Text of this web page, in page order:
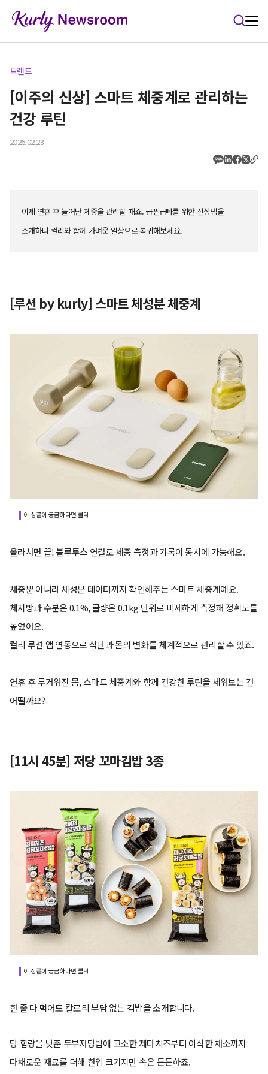
트렌드
[이주의 신상] 스마트 체중계로 관리하는
건강 루틴
2026.02.23
이제 연휴 후 늘어난 체중을 관리할 때죠. 급찐급빠를 위한 신상템을
소개하니 컬리와 함께 가벼운 일상으로 복귀해보세요.
[루션 by kurly] 스마트 체성분 체중계
이 상품이 궁금하다면 클릭
올라서면 끝! 블루투스 연결로 체중 측정과 기록이 동시에 가능해요.
체중뿐 아니라 체성분 데이터까지 확인해주는 스마트 체중계예요.
체지방과 수분은 0.1%, 골량은 0.1kg 단위로 미세하게 측정해 정확도를
높였어요.
컬리 루션 앱 연동으로 식단과 몸의 변화를 체계적으로 관리할 수 있죠.
연휴 후 무거워진 몸, 스마트 체중계와 함께 건강한 루틴을 세워보는 건
어떨까요?
[11시 45분] 저당 꼬마김밥 3종
이 상품이 궁금하다면 클릭
한 줄 다 먹어도 칼로리 부담 없는 김밥을 소개합니다.
당 함량을 낮춘 두부저당밥에 고소한 제다치즈부터 아삭한 채소까지
다채로운 재료를 더해 한입 크기지만 속은 든든하죠.